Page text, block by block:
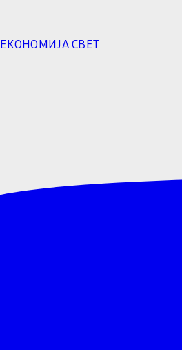
ЕКОНОМИЈАСВЕТ